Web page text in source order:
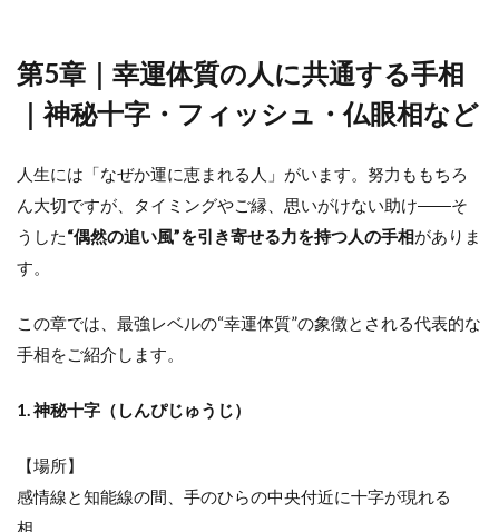
第5章｜幸運体質の人に共通する手相
｜神秘十字・フィッシュ・仏眼相など
人生には「なぜか運に恵まれる人」がいます。努力ももちろ
ん大切ですが、タイミングやご縁、思いがけない助け――そ
うした“偶然の追い風”を引き寄せる力を持つ人の手相がありま
す。
この章では、最強レベルの“幸運体質”の象徴とされる代表的な
手相をご紹介します。
1. 神秘十字（しんぴじゅうじ）
【場所】
感情線と知能線の間、手のひらの中央付近に十字が現れる
相。